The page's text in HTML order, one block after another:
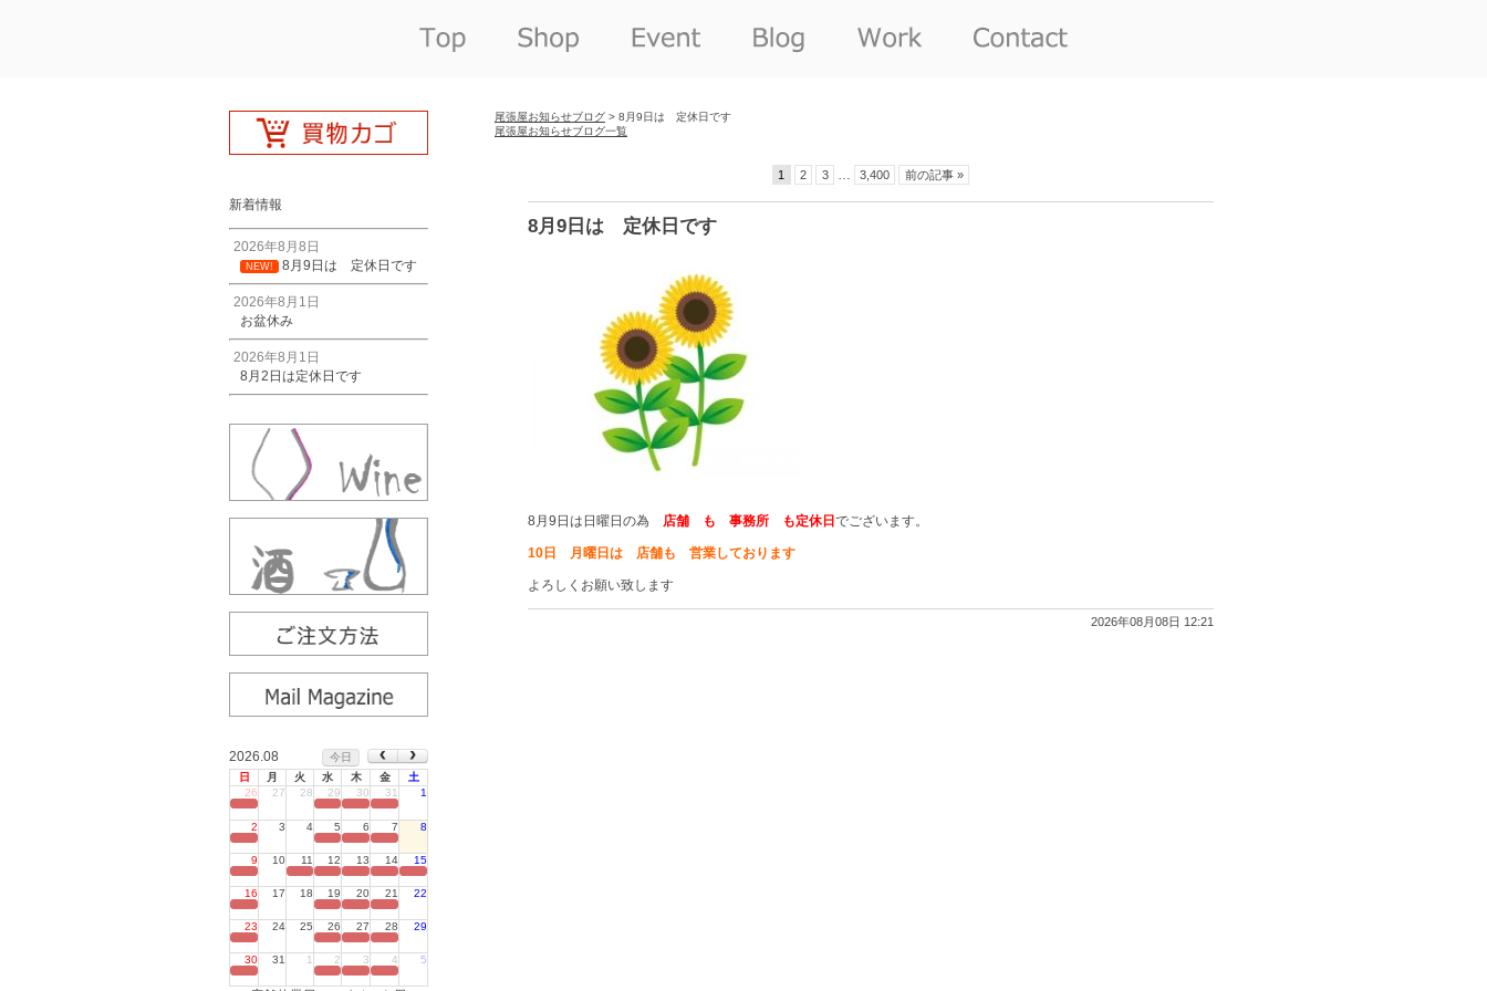
新着情報
2026年8月8日
NEW! 8月9日は 定休日です
2026年8月1日
お盆休み
2026年8月1日
8月2日は定休日です
2026.08
今日
日
月 火 水 木 金
土
26
27 28 29 30 31 1
2 3 4 5 6 7 8
9 10 11 12 13 14 15
16 17 18 19 20 21 22
23 24 25 26 27 28 29
30 31 1 2 3 4 5
尾張屋お知らせブログ > 8月9日は 定休日です
尾張屋お知らせブログ一覧
1 2 3 … 3,400 前の記事 »
8月9日は 定休日です
8月9日は日曜日の為 店舗 も 事務所 も定休日 でございます。
10日 月曜日は 店舗も 営業しております
よろしくお願い致します
2026年08月08日 12:21